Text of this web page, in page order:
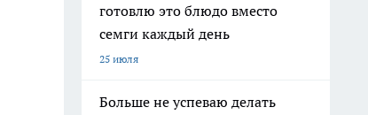
готовлю это блюдо вместо
семги каждый день
25 июля
Больше не успеваю делать